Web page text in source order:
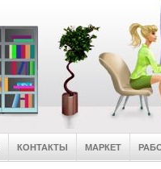
КОНТАКТЫ МАРКЕТ